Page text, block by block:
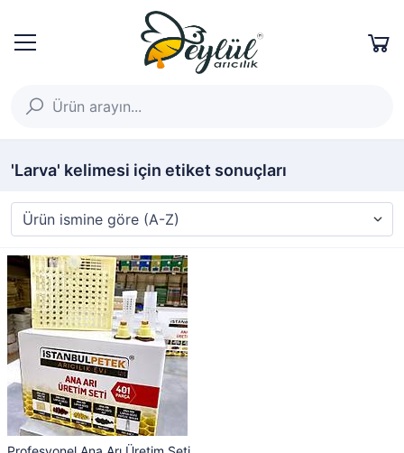
'Larva' kelimesi için etiket sonuçları